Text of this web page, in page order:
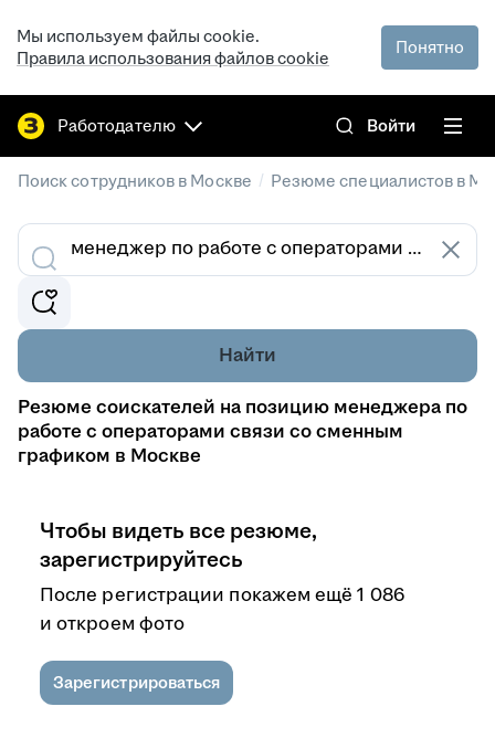
Мы используем файлы cookie.
Правила использования файлов cookie
Понятно
Работодателю Войти
Поиск сотрудников в Москве / Резюме специалистов в
Найти
Резюме соискателей на позицию менеджера по
работе с операторами связи со сменным
графиком в Москве
Чтобы видеть все резюме,
зарегистрируйтесь
После регистрации покажем ещё 1 086
и откроем фото
Зарегистрироваться